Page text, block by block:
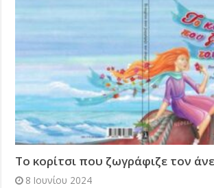
Το κορίτσι που ζωγράφιζε τον
8 Ιουνίου 2024